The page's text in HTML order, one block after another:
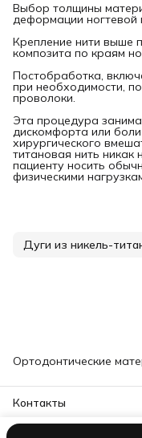
Выбор толщины
деформации ногтевой
Крепление нити выше
композита по краям
Постобработка,
при необходимости,
проволоки.
Эта процедура
дискомфорта или
хирургического
титановая нить никак
пациенту носить
физическими
Дуги из никель-
Ортодонтические
Контакты
Адрес